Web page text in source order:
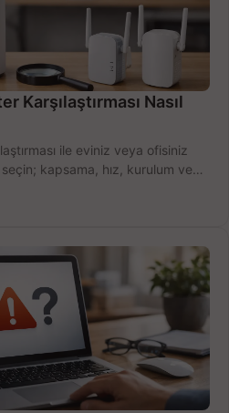
Karşılaştırması Nasıl
ile eviniz veya ofisiniz
kapsama, hız, kurulum ve